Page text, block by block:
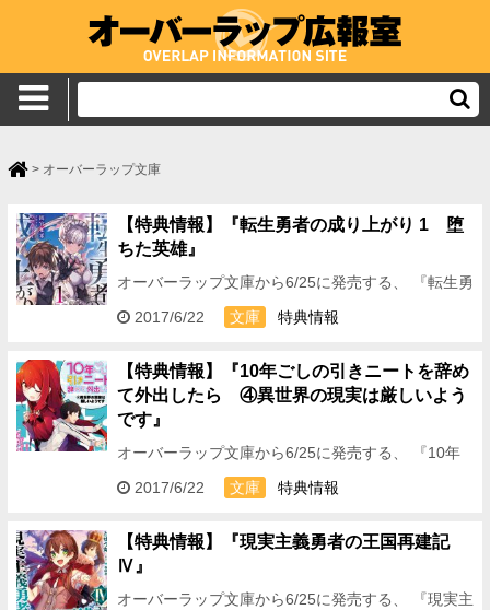
> オーバーラップ文庫
【特典情報】『転生勇者の成り上がり 1 堕
ちた英雄』
オーバーラップ文庫から6/25に発売する、 『転生勇
者の成り上がり 1 堕ちた英雄』の特典情報 をお伝
えしますっ！ ★全国の特約店様 B5書…
2017/6/22 文庫 特典情報
【特典情報】『10年ごしの引きニートを辞め
て外出したら ④異世界の現実は厳しいよう
です』
オーバーラップ文庫から6/25に発売する、 『10年
ごしの引きニートを辞めて外出したら ④異世界の
現実は厳しいようです』の特典情報 をお伝えします
2017/6/22 文庫 特典情報
【特典情報】『現実主義勇者の王国再建記
Ⅳ』
オーバーラップ文庫から6/25に発売する、 『現実主